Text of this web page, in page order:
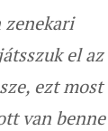
zenekari
el az
ezt most
van benne